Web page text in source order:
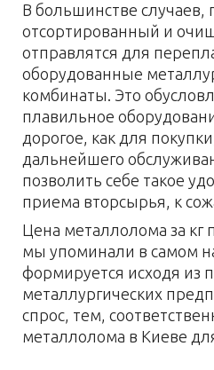
В большинстве случаев,
отсортированный и
отправлятся для
оборудованные
комбинаты. Это
плавильное
дорогое, как для
дальнейшего
позволить себе такое
приема вторсырья, к
Цена металлолома за кг
мы упоминали в самом
формируется исходя из
металлургических
спрос, тем,
металлолома в Киеве